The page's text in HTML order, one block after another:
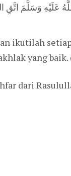
عَلَيْهِ وَسَلَّمَ اتَّقِ
ikutilah
yang
dari